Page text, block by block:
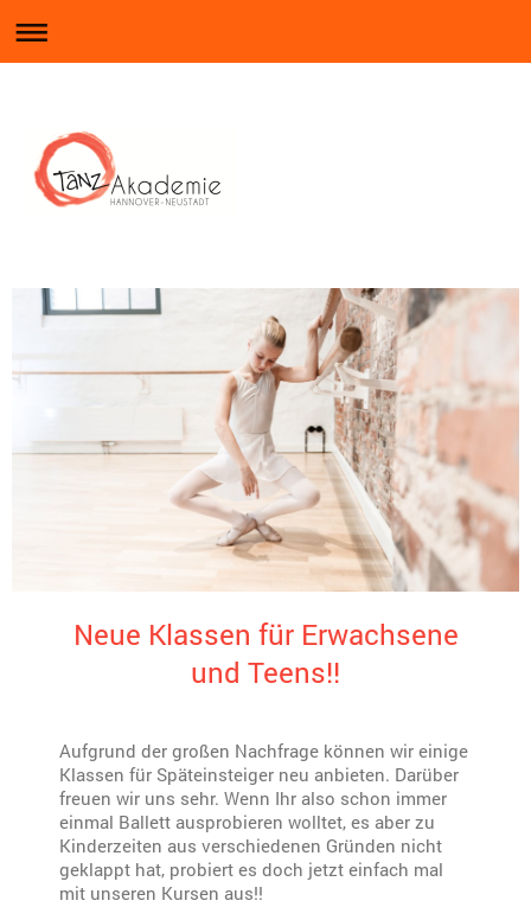
Neue Klassen für Erwachsene
und Teens!!
Aufgrund der großen Nachfrage können wir einige
Klassen für Späteinsteiger neu anbieten. Darüber
freuen wir uns sehr. Wenn Ihr also schon immer
einmal Ballett ausprobieren wolltet, es aber zu
Kinderzeiten aus verschiedenen Gründen nicht
geklappt hat, probiert es doch jetzt einfach mal
mit unseren Kursen aus!!